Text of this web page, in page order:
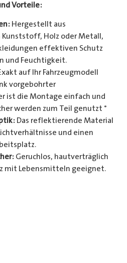
Vorteile:
Hergestellt aus
Holz oder Metall,
effektiven Schutz
und Feuchtigkeit.
auf Ihr Fahrzeugmodell
vorgebohrter
ist die Montage einfach und
werden zum Teil genutzt *
Das reflektierende Material
und einen
Geruchlos, hautverträglich
mit Lebensmitteln geeignet.
Seitenteilen und